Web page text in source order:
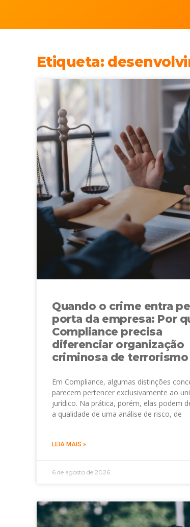
Etiqueta:
Quando o crime entra
porta da empresa: Por
Compliance precisa
diferenciar organização
criminosa de terrorismo
Em Compliance, algumas distinções
parecem pertencer exclusivamente ao
jurídico. Na prática, porém, elas podem
a qualidade de uma análise de risco, de
LEIA MAIS »
6 de agosto de 2026